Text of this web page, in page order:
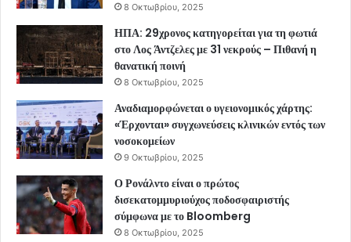
8 Οκτωβρίου, 2025
ΗΠΑ: 29χρονος κατηγορείται για τη φωτιά
στο Λος Άντζελες με 31 νεκρούς – Πιθανή η
θανατική ποινή
8 Οκτωβρίου, 2025
Αναδιαμορφώνεται ο υγειονομικός χάρτης:
«Έρχονται» συγχωνεύσεις κλινικών εντός των
νοσοκομείων
9 Οκτωβρίου, 2025
Ο Ρονάλντο είναι ο πρώτος
δισεκατομμυριούχος ποδοσφαιριστής
σύμφωνα με το Bloomberg
8 Οκτωβρίου, 2025